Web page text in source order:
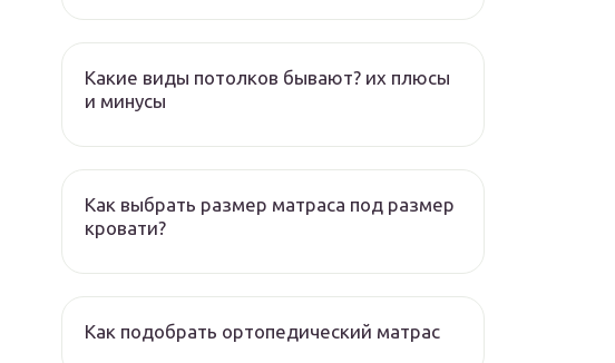
Какие виды потолков бывают? их плюсы
и минусы
Как выбрать размер матраса под размер
кровати?
Как подобрать ортопедический матрас